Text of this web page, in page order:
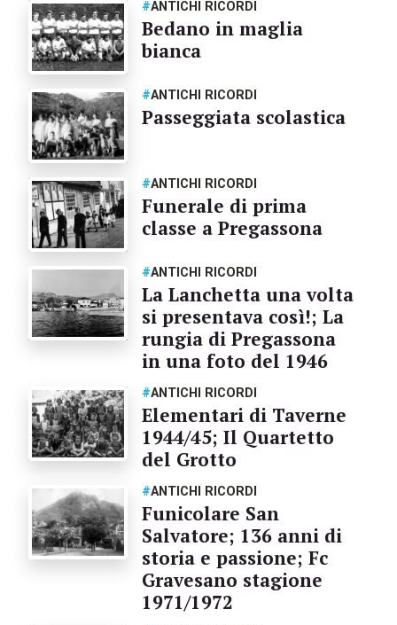
#ANTICHI RICORDI
Bedano in maglia
bianca
#ANTICHI RICORDI
Passeggiata scolastica
#ANTICHI RICORDI
Funerale di prima
classe a Pregassona
#ANTICHI RICORDI
La Lanchetta una volta
si presentava così!; La
rungia di Pregassona
in una foto del 1946
#ANTICHI RICORDI
Elementari di Taverne
1944/45; Il Quartetto
del Grotto
#ANTICHI RICORDI
Funicolare San
Salvatore; 136 anni di
storia e passione; Fc
Gravesano stagione
1971/1972